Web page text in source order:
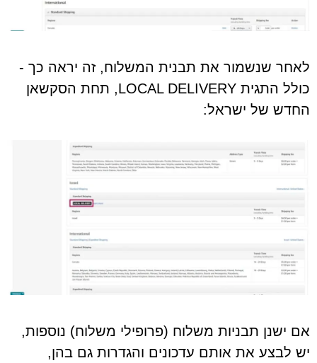
לאחר שנשמור את תבנית המשלוח, זה יראה כך -
כולל התגית LOCAL DELIVERY, תחת הסקשאן
החדש של ישראל:
אם ישנן תבניות משלוח (פרופילי משלוח) נוספות,
יש לבצע את אותם עדכונים והגדרות גם בהן,